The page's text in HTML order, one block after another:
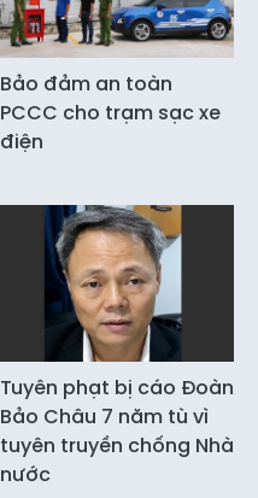
Bảo đảm an toàn
PCCC cho trạm sạc xe
điện
Tuyên phạt bị cáo Đoàn
Bảo Châu 7 năm tù vì
tuyên truyền chống Nhà
nước